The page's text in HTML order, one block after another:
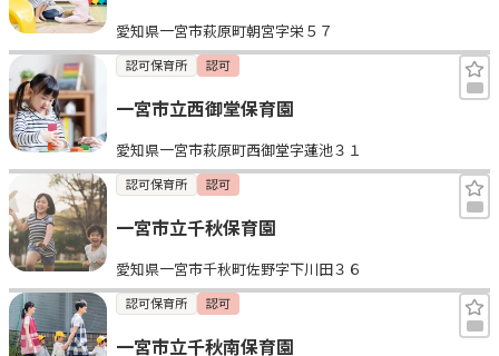
愛知県一宮市萩原町朝宮字栄５７
認可保育所 認可
一宮市立西御堂保育園
愛知県一宮市萩原町西御堂字蓮池３１
認可保育所 認可
一宮市立千秋保育園
愛知県一宮市千秋町佐野字下川田３６
認可保育所 認可
一宮市立千秋南保育園